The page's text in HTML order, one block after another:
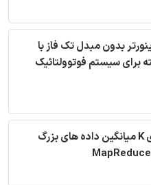
بدون مبدل تک فاز با
برای سیستم فوتوولتائیک
ترجمه مقاله خوشه بندی K میانگین داده های بزرگ